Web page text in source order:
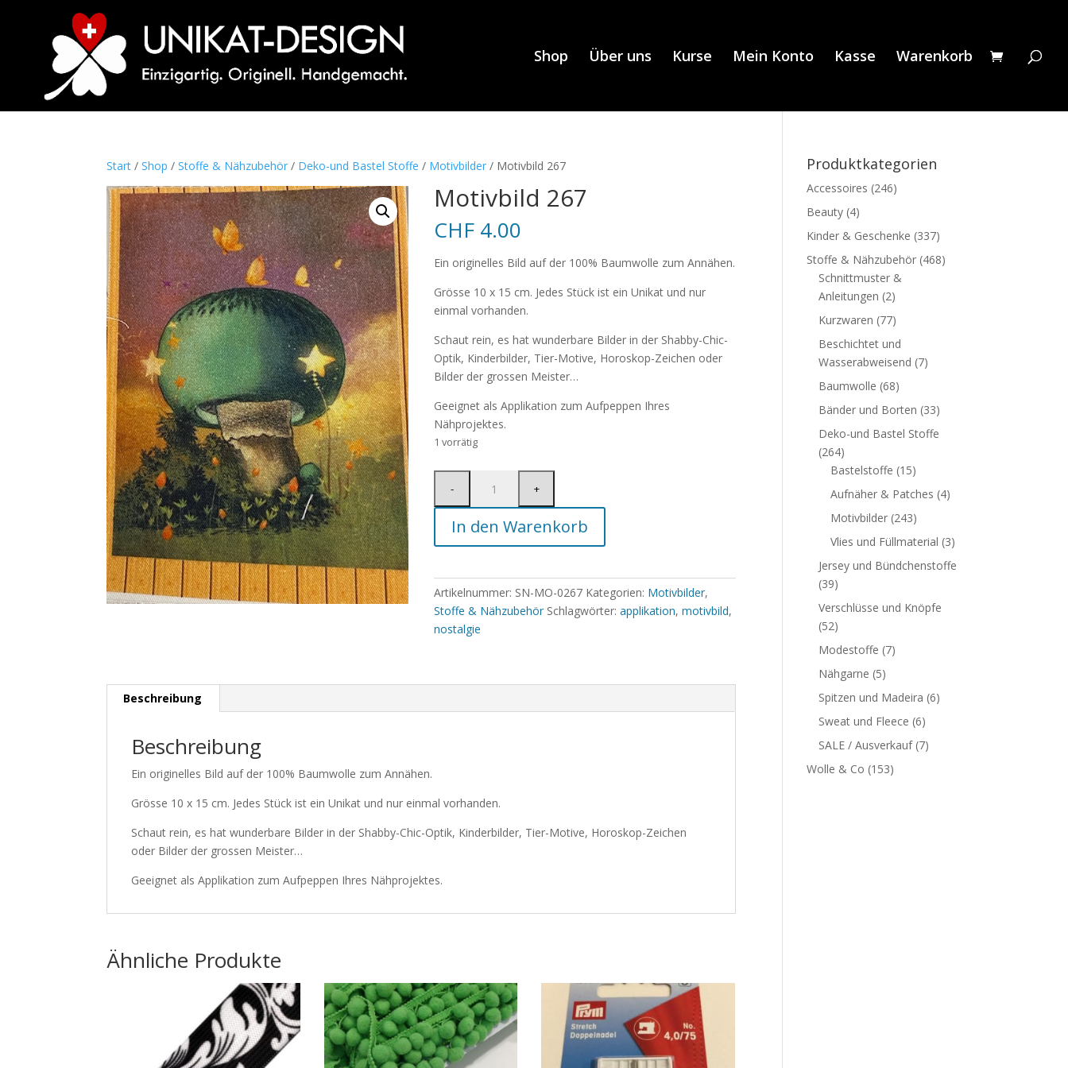
Shop Über uns Kurse Mein Konto Kasse Warenkorb
Start /Shop /Stoffe & Nähzubehör / Deko-und Bastel Stoffe / Motivbilder / Motivbild 267
Motivbild 267
CHF 4.00
Ein originelles Bild auf der 100% Baumwolle zum Annähen.
Grösse 10 x 15 cm. Jedes Stück ist ein Unikat und nur
einmal vorhanden.
Schaut rein, es hat wunderbare Bilder in der Shabby-Chic-
Optik, Kinderbilder, Tier-Motive, Horoskop-Zeichen oder
Bilder der grossen Meister…
Geeignet als Applikation zum Aufpeppen Ihres
Nähprojektes.
1 vorrätig
In den Warenkorb
Artikelnummer: SN-MO-0267 Kategorien: Motivbilder,
Stoffe & Nähzubehör Schlagwörter:applikation,motivbild,
nostalgie
Beschreibung
Beschreibung
Ein originelles Bild auf der 100% Baumwolle zum Annähen.
Grösse 10 x 15 cm. Jedes Stück ist ein Unikat und nur einmal vorhanden.
Schaut rein, es hat wunderbare Bilder in der Shabby-Chic-Optik, Kinderbilder, Tier-Motive, Horoskop-Zeichen
oder Bilder der grossen Meister…
Geeignet als Applikation zum Aufpeppen Ihres Nähprojektes.
Ähnliche Produkte
Produktkategorien
Accessoires (246)
Beauty (4)
Kinder & Geschenke (337)
Stoffe & Nähzubehör (468)
Schnittmuster &
Anleitungen (2)
Kurzwaren (77)
Beschichtet und
Wasserabweisend (7)
Baumwolle (68)
Bänder und Borten (33)
Deko-und Bastel Stoffe
(264)
Bastelstoffe (15)
Aufnäher & Patches (4)
Motivbilder (243)
Vlies und Füllmaterial (3)
Jersey und Bündchenstoffe
(39)
Verschlüsse und Knöpfe
(52)
Modestoffe (7)
Nähgarne (5)
Spitzen und Madeira (6)
Sweat und Fleece (6)
SALE / Ausverkauf (7)
Wolle & Co (153)